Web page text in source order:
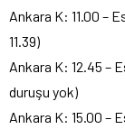
Ankara K: 11.00 –
11.39)
Ankara K: 12.45 –
duruşu yok)
Ankara K: 15.00 –